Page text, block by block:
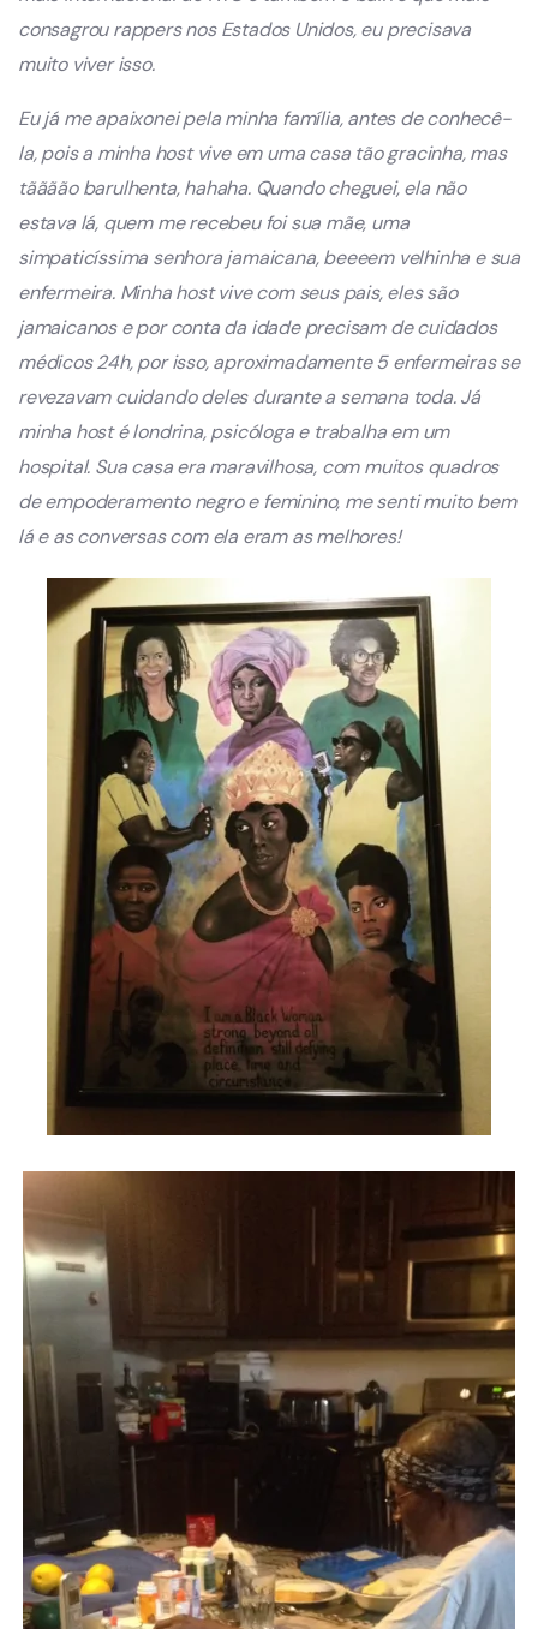
consagrou rappers nos Estados Unidos, eu precisava
muito viver isso.
Eu já me apaixonei pela minha família, antes de conhecê-
la, pois a minha host vive em uma casa tão gracinha, mas
tãããão barulhenta, hahaha. Quando cheguei, ela não
estava lá, quem me recebeu foi sua mãe, uma
simpaticíssima senhora jamaicana, beeeem velhinha e sua
enfermeira. Minha host vive com seus pais, eles são
jamaicanos e por conta da idade precisam de cuidados
médicos 24h, por isso, aproximadamente 5 enfermeiras se
revezavam cuidando deles durante a semana toda. Já
minha host é londrina, psicóloga e trabalha em um
hospital. Sua casa era maravilhosa, com muitos quadros
de empoderamento negro e feminino, me senti muito bem
lá e as conversas com ela eram as melhores!